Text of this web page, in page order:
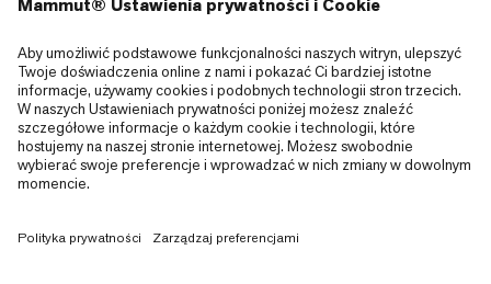
—
Sitemap
Cookies
Informacja prawna